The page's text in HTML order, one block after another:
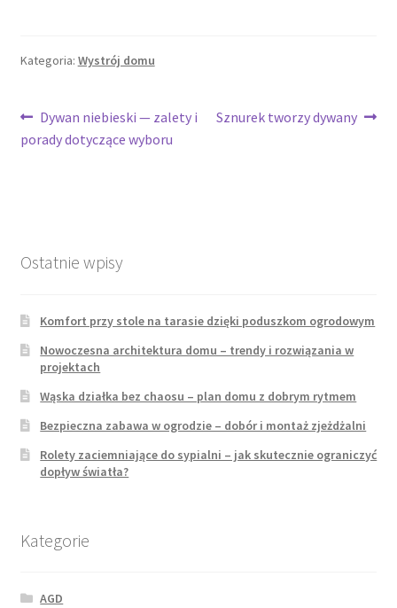
Kategoria: Wystrój domu
Nawigacja
wpisu
Poprzedni
wpis:
Dywan niebieski — zalety i
porady dotyczące wyboru
Następny
Sznurek tworzy dywany
Ostatnie wpisy
Komfort przy stole na tarasie dzięki poduszkom ogrodowym
Nowoczesna architektura domu – trendy i rozwiązania w
projektach
Wąska działka bez chaosu – plan domu z dobrym rytmem
Bezpieczna zabawa w ogrodzie – dobór i montaż zjeżdżalni
Rolety zaciemniające do sypialni – jak skutecznie ograniczyć
dopływ światła?
Kategorie
AGD